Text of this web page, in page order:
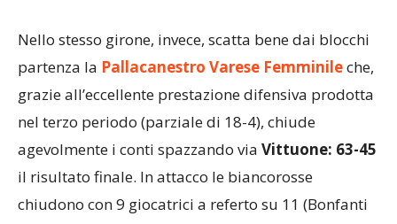
Nello stesso girone, invece, scatta bene dai blocchi
partenza la Pallacanestro Varese Femminileche,
grazie all’eccellente prestazione difensiva prodotta
nel terzo periodo (parziale di 18-4), chiude
agevolmente i conti spazzando via Vittuone: 63-45
il risultato finale. In attacco le biancorosse
chiudono con 9 giocatrici a referto su 11 (Bonfanti